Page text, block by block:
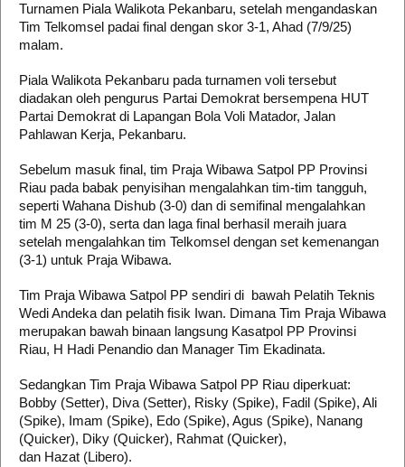
Turnamen Piala Walikota Pekanbaru, setelah mengandaskan
Tim Telkomsel padai final dengan skor 3-1, Ahad (7/9/25)
malam.
Piala Walikota Pekanbaru pada turnamen voli tersebut
diadakan oleh pengurus Partai Demokrat bersempena HUT
Partai Demokrat di Lapangan Bola Voli Matador, Jalan
Pahlawan Kerja, Pekanbaru.
Sebelum masuk final, tim Praja Wibawa Satpol PP Provinsi
Riau pada babak penyisihan mengalahkan tim-tim tangguh,
seperti Wahana Dishub (3-0) dan di semifinal mengalahkan
tim M 25 (3-0), serta dan laga final berhasil meraih juara
setelah mengalahkan tim Telkomsel dengan set kemenangan
(3-1) untuk Praja Wibawa.
Tim Praja Wibawa Satpol PP sendiri di bawah Pelatih Teknis
Wedi Andeka dan pelatih fisik Iwan. Dimana Tim Praja Wibawa
merupakan bawah binaan langsung Kasatpol PP Provinsi
Riau, H Hadi Penandio dan Manager Tim Ekadinata.
Sedangkan Tim Praja Wibawa Satpol PP Riau diperkuat:
Bobby (Setter), Diva (Setter), Risky (Spike), Fadil (Spike), Ali
(Spike), Imam (Spike), Edo (Spike), Agus (Spike), Nanang
(Quicker), Diky (Quicker), Rahmat (Quicker),
dan Hazat (Libero).